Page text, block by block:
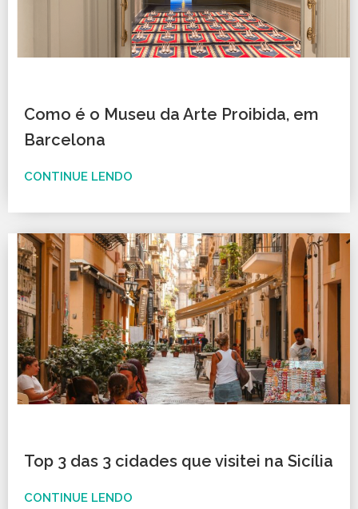
Como é o Museu da Arte Proibida, em
Barcelona
CONTINUE LENDO
Top 3 das 3 cidades que visitei na Sicília
CONTINUE LENDO